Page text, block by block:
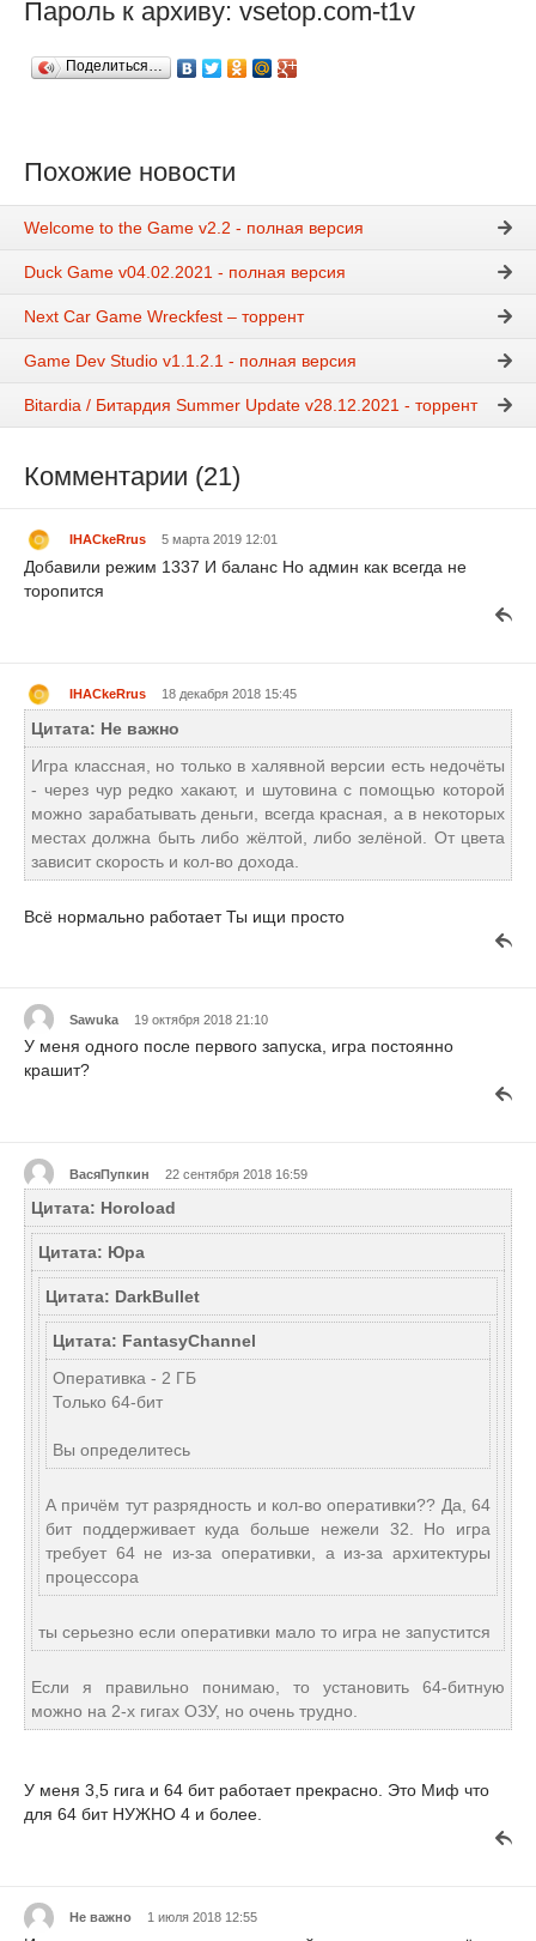
Пароль к архиву: vsetop.com-t1v
Поделиться…
Похожие новости
Welcome to the Game v2.2 - полная версия
Duck Game v04.02.2021 - полная версия
Next Car Game Wreckfest – торрент
Game Dev Studio v1.1.2.1 - полная версия
Bitardia / Битардия Summer Update v28.12.2021 - торрент
Комментарии (21)
IHACkeRrus 5 марта 2019 12:01
Добавили режим 1337 И баланс Но админ как всегда не
торопится
IHACkeRrus 18 декабря 2018 15:45
Цитата: Не важно
Игра классная, но только в халявной версии есть недочёты
- через чур редко хакают, и шутовина с помощью которой
можно зарабатывать деньги, всегда красная, а в некоторых
местах должна быть либо жёлтой, либо зелёной. От цвета
зависит скорость и кол-во дохода.
Всё нормально работает Ты ищи просто
Sawuka 19 октября 2018 21:10
У меня одного после первого запуска, игра постоянно
крашит?
ВасяПупкин 22 сентября 2018 16:59
Цитата: Horoload
Цитата: Юра
Цитата: DarkBullet
Цитата: FantasyChannel
Оперативка - 2 ГБ
Только 64-бит
Вы определитесь
А причём тут разрядность и кол-во оперативки?? Да, 64
бит поддерживает куда больше нежели 32. Но игра
требует 64 не из-за оперативки, а из-за архитектуры
процессора
ты серьезно если оперативки мало то игра не запустится
Если я правильно понимаю, то установить 64-битную
можно на 2-х гигах ОЗУ, но очень трудно.
У меня 3,5 гига и 64 бит работает прекрасно. Это Миф что
для 64 бит НУЖНО 4 и более.
Не важно 1 июля 2018 12:55